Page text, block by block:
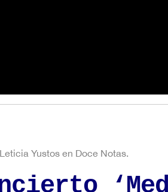
Yustos en Doce Notas.